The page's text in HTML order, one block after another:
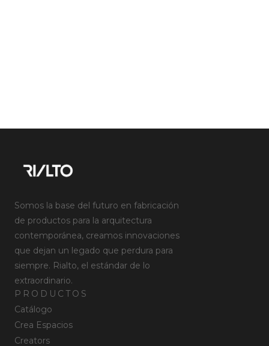
Somos la base del futuro en fabricación
de productos para la arquitectura
contemporánea, creamos innovaciones
que dejan un legado que perdura para
siempre. Rialto, el estándar de lo
extraordinario.
PRODUCTOS
Catálogo
Crea Espacios
Creators